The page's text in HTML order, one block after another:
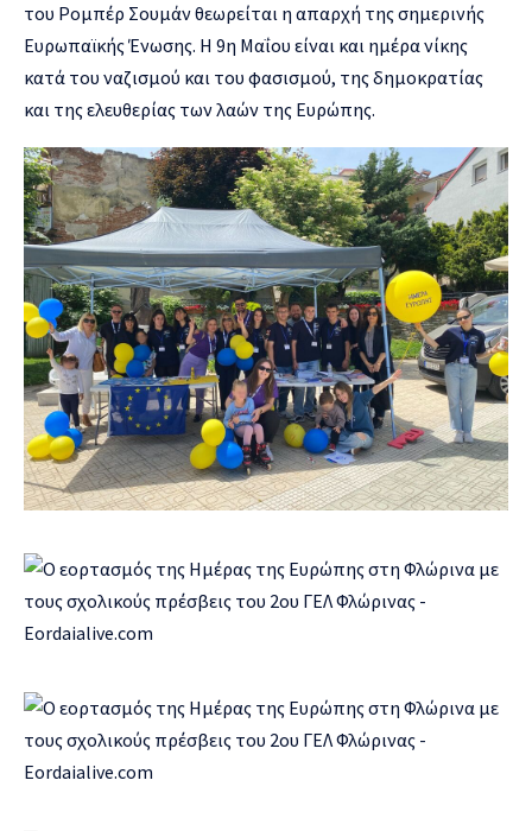
του Ρομπέρ Σουμάν θεωρείται η απαρχή της σημερινής
Ευρωπαϊκής Ένωσης. Η 9η Μαΐου είναι και ημέρα νίκης
κατά του ναζισμού και του φασισμού, της δημοκρατίας
και της ελευθερίας των λαών της Ευρώπης.